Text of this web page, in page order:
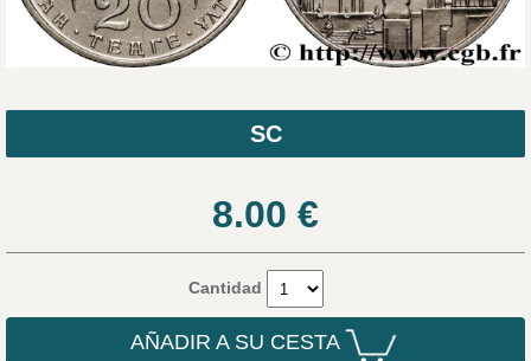
SC
8.00 €
Cantidad
AÑADIR A SU CESTA